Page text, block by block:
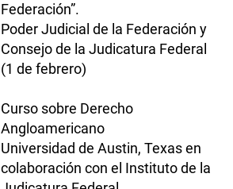
Federación”.
Poder Judicial de la Federación y
Consejo de la Judicatura Federal
(1 de febrero)
Curso sobre Derecho
Angloamericano
Universidad de Austin, Texas en
colaboración con el Instituto de la